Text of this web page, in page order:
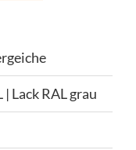
| Lack RAL grau